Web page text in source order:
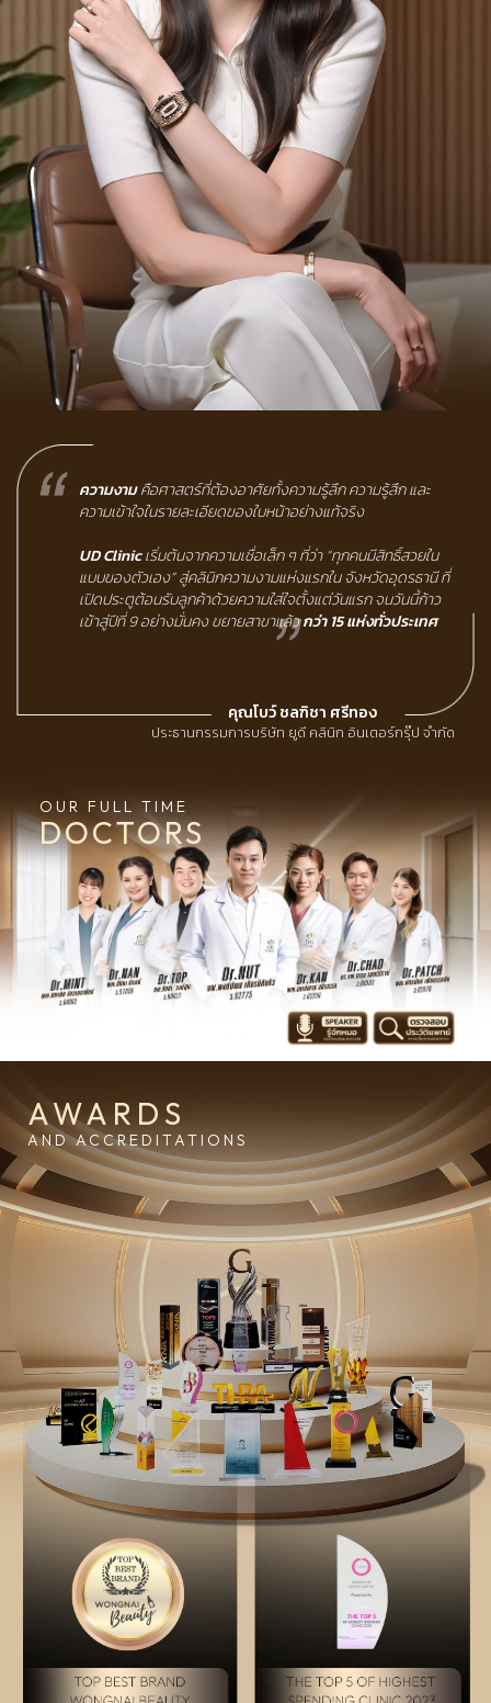
ความงามคือศาสตร์ที่ต้องอาศัยทั้งความรู้ลึก ความรู้สึก และ
ความเข้าใจในรายละเอียดของใบหน้าอย่างแท้จริง
UD Clinicเริ่มต้นจากความเชื่อเล็ก ๆ ที่ว่า “ทุกคนมีสิทธิ์สวยใน
แบบของตัวเอง” สู่คลินิกความงามแห่งแรกใน จังหวัดอุดรธานี ที่
เปิดประตูต้อนรับลูกค้าด้วยความใส่ใจตั้งแต่วันแรก จนวันนี้ก้าว
เข้าสู่ปีที่ 9 อย่างมั่นคง ขยายสาขาแล้วกว่า 15 แห่งทั่วประเทศ
คุณโบว์ ชลฑิชา ศรีทอง
ประธานกรรมการบริษัท ยูดี คลินิก อินเตอร์กรุ๊ป จำกัด
OUR FULL TIME
DOCTORS
AWARDS
AND ACCREDITATIONS